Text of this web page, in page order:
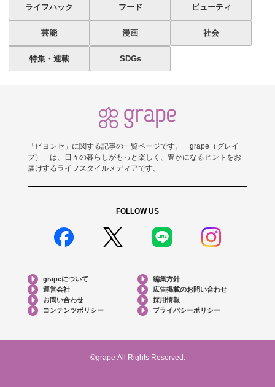
ライフハック フード ビューティ
芸能 漫画 社会
特集・連載 SDGs
「ビヨンセ」に関する記事の一覧ページです。「grape（グレイ
プ）」は、日々の暮らしがもっと楽しく、豊かになるヒントをお
届けするライフスタイルメディアです。
FOLLOW US
grapeについて
編集方針
運営会社
広告掲載のお問い合わせ
お問い合わせ
採用情報
コンテンツポリシー
プライバシーポリシー
©grape All Rights Reserved.